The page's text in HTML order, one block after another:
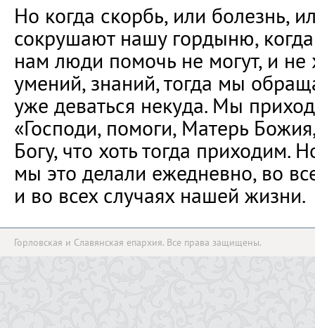
Но когда скорбь, или болезнь,
сокрушают нашу гордыню,
нам люди помочь не могут, и не
умений, знаний, тогда мы
уже деваться некуда. Мы
«Господи, помоги, Матерь
Богу, что хоть тогда приходим.
мы это делали ежедневно, во
и во всех случаях нашей жизни.
Горловская и Славянская епархия. Все права защищены.